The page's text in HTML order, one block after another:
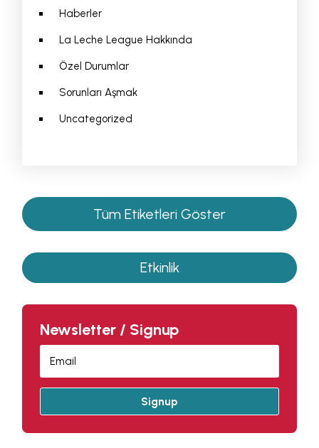
Haberler
La Leche League Hakkında
Özel Durumlar
Sorunları Aşmak
Uncategorized
Tüm Etiketleri Göster
Etkinlik
Newsletter / Signup
Signup